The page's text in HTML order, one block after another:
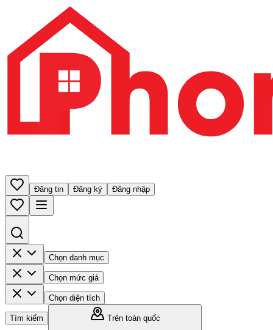
Đăng tin Đăng ký Đăng nhập
Chọn danh mục
Chọn mức giá
Chọn diện tích
Tìm kiếm
Trên toàn quốc